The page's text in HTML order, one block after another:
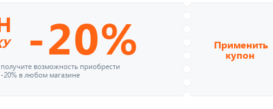
-20%
возможность приобрести
20% в любом магазине
Применить
купон